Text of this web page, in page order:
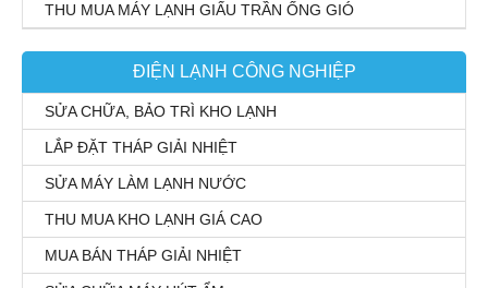
THU MUA MÁY LẠNH GIẤU TRẦN ỐNG GIÓ
ĐIỆN LẠNH CÔNG NGHIỆP
SỬA CHỮA, BẢO TRÌ KHO LẠNH
LẮP ĐẶT THÁP GIẢI NHIỆT
SỬA MÁY LÀM LẠNH NƯỚC
THU MUA KHO LẠNH GIÁ CAO
MUA BÁN THÁP GIẢI NHIỆT